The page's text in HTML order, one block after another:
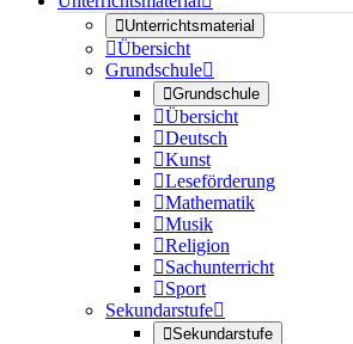
Unterrichtsmaterial
Übersicht
Grundschule
Grundschule
Übersicht
Deutsch
Kunst
Leseförderung
Mathematik
Musik
Religion
Sachunterricht
Sport
Sekundarstufe
Sekundarstufe